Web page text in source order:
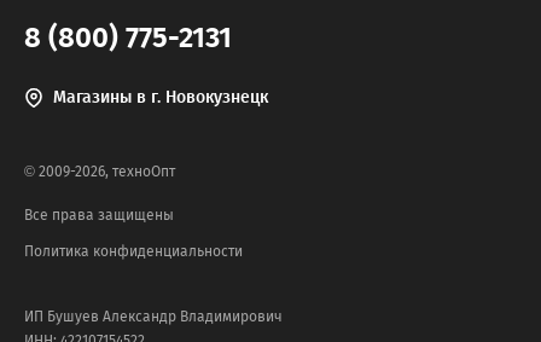
8 (800) 775-2131
Магазины в г. Новокузнецк
© 2009-2026, техноОпт
Все права защищены
Политика конфиденциальности
ИП Бушуев Александр Владимирович